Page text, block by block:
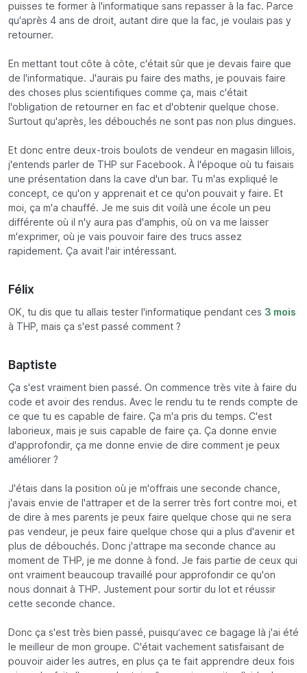
puisses te former à l'informatique sans repasser à la fac. Parce
qu'après 4 ans de droit, autant dire que la fac, je voulais pas y
retourner.
En mettant tout côte à côte, c'était sûr que je devais faire que
de l'informatique. J'aurais pu faire des maths, je pouvais faire
des choses plus scientifiques comme ça, mais c'était
l'obligation de retourner en fac et d'obtenir quelque chose.
Surtout qu'après, les débouchés ne sont pas non plus dingues.
Et donc entre deux-trois boulots de vendeur en magasin lillois,
j'entends parler de THP sur Facebook. À l'époque où tu faisais
une présentation dans la cave d'un bar. Tu m'as expliqué le
concept, ce qu'on y apprenait et ce qu'on pouvait y faire. Et
moi, ça m'a chauffé. Je me suis dit voilà une école un peu
différente où il n'y aura pas d'amphis, où on va me laisser
m'exprimer, où je vais pouvoir faire des trucs assez
rapidement. Ça avait l'air intéressant.
Félix
OK, tu dis que tu allais tester l'informatique pendant ces 3 mois
à THP, mais ça s'est passé comment ?
Baptiste
Ça s'est vraiment bien passé. On commence très vite à faire du
code et avoir des rendus. Avec le rendu tu te rends compte de
ce que tu es capable de faire. Ça m'a pris du temps. C'est
laborieux, mais je suis capable de faire ça. Ça donne envie
d'approfondir, ça me donne envie de dire comment je peux
améliorer ?
J'étais dans la position où je m'offrais une seconde chance,
j'avais envie de l'attraper et de la serrer très fort contre moi, et
de dire à mes parents je peux faire quelque chose qui ne sera
pas vendeur, je peux faire quelque chose qui a plus d'avenir et
plus de débouchés. Donc j'attrape ma seconde chance au
moment de THP, je me donne à fond. Je fais partie de ceux qui
ont vraiment beaucoup travaillé pour approfondir ce qu'on
nous donnait à THP. Justement pour sortir du lot et réussir
cette seconde chance.
Donc ça s'est très bien passé, puisqu’avec ce bagage là j'ai été
le meilleur de mon groupe. C'était vachement satisfaisant de
pouvoir aider les autres, en plus ça te fait apprendre deux fois